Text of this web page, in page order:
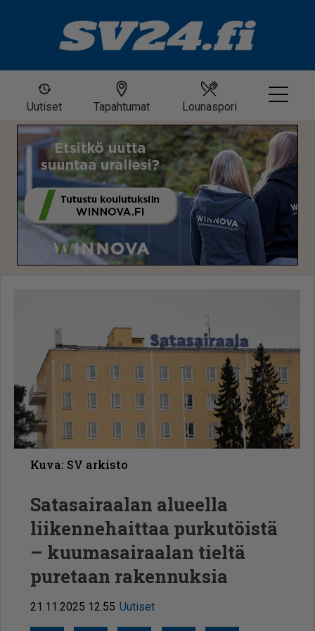
Uutiset Tapahtumat Lounaspori
Kuva: SV arkisto
Satasairaalan alueella
liikennehaittaa purkutöistä
– kuumasairaalan tieltä
puretaan rakennuksia
21.11.2025 12.55 Uutiset